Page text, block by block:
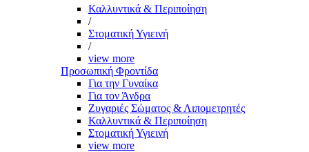
Καλλυντικά & Περιποίηση
/
Στοματική Υγιεινή
/
view more
Προσωπική Φροντίδα
Για την Γυναίκα
Για τον Άνδρα
Ζυγαριές Σώματος & Λιπομετρητές
Καλλυντικά & Περιποίηση
Στοματική Υγιεινή
view more